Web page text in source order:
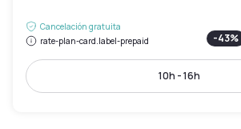
Cancelación gratuita
rate-plan-card.label-prepaid
-43%
10h - 16h